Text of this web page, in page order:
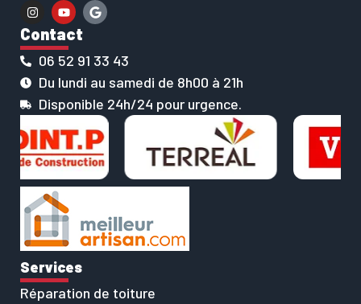
Services
Réparation de toiture
Contact
06 52 91 33 43
Du lundi au samedi de 8h00 à 21h
Disponible 24h/24 pour urgence.